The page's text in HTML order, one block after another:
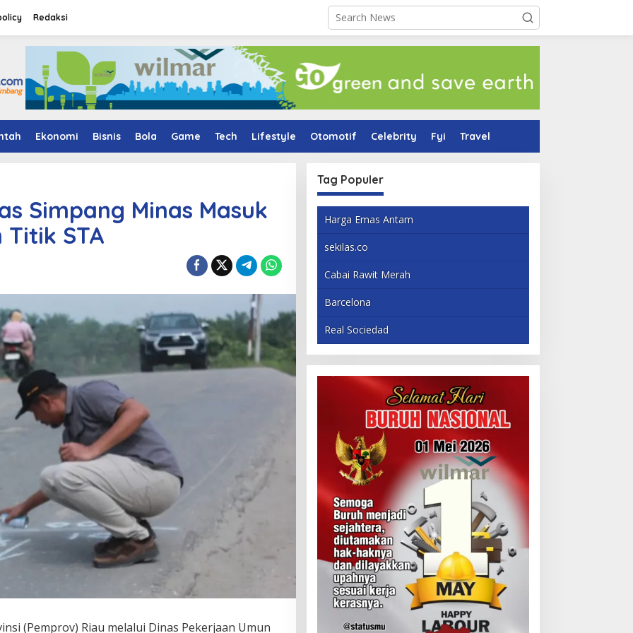
Redaksi
Ekonomi Bisnis Bola Game Tech Lifestyle Otomotif Celebrity Fyi Travel
Simpang Minas Masuk
Titik STA
(Pemprov) Riau melalui Dinas Pekerjaan Umun
Tag Populer
Harga Emas Antam
sekilas.co
Cabai Rawit Merah
Barcelona
Real Sociedad